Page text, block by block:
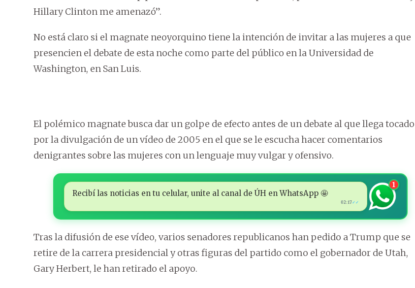
Hillary Clinton me amenazó”.
No está claro si el magnate neoyorquino tiene la intención de invitar a las mujeres a que
presencien el debate de esta noche como parte del público en la Universidad de
Washington, en San Luis.
El polémico magnate busca dar un golpe de efecto antes de un debate al que llega tocado
por la divulgación de un vídeo de 2005 en el que se le escucha hacer comentarios
denigrantes sobre las mujeres con un lenguaje muy vulgar y ofensivo.
Recibí las noticias en tu celular, unite al canal de ÚH en WhatsApp 🤩
02:17✓✓
1
Tras la difusión de ese vídeo, varios senadores republicanos han pedido a Trump que se
retire de la carrera presidencial y otras figuras del partido como el gobernador de Utah,
Gary Herbert, le han retirado el apoyo.